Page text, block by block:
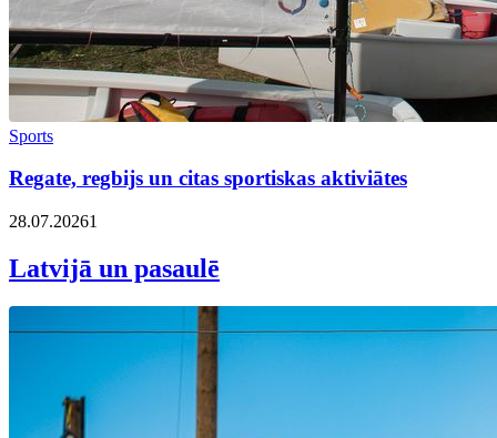
Sports
Regate, regbijs un citas sportiskas aktiviātes
28.07.20261
Latvijā un pasaulē